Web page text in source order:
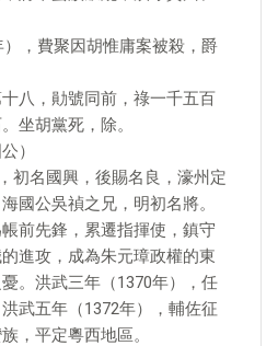
，費聚因胡惟庸案被殺，爵
八，勛號同前，祿一千五百
坐胡黨死，除。
）
初名國興，後賜名良，濠州定
國公吳禎之兄，明初名將。
前先鋒，累遷指揮使，鎮守
進攻，成為朱元璋政權的東
。洪武三年（1370年），任
武五年（1372年），輔佐征
，平定粵西地區。